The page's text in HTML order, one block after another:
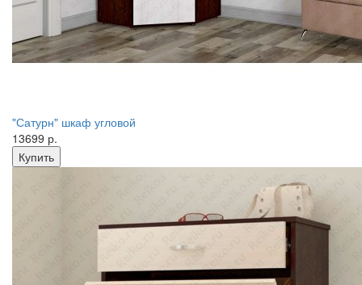
"Сатурн" шкаф угловой
13699 р.